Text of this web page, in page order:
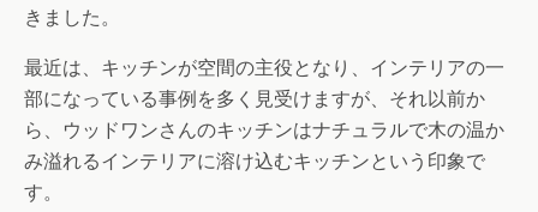
きました。
最近は、キッチンが空間の主役となり、インテリアの一
部になっている事例を多く見受けますが、それ以前か
ら、ウッドワンさんのキッチンはナチュラルで木の温か
み溢れるインテリアに溶け込むキッチンという印象で
す。